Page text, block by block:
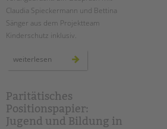
Claudia Spieckermann und Bettina
Sänger aus dem Projektteam
Kinderschutz inklusiv.
weiterlesen
Paritätisches
Positionspapier:
Jugend und Bildung in